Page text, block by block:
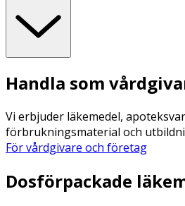
Handla som
Vi erbjuder läkemedel,
förbrukningsmaterial och
För vårdgivare och företag
Dosförpackade